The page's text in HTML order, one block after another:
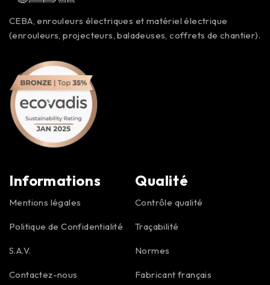
CEBA, enrouleurs électriques et matériel électrique
(enrouleurs, projecteurs, baladeuses, coffrets de chantier).
Informations
Mentions légales
Politique de Confidentialité
S.A.V.
Contactez-nous
Qualité
Contrôle qualité
Traçabilité
Normes
Fabricant français